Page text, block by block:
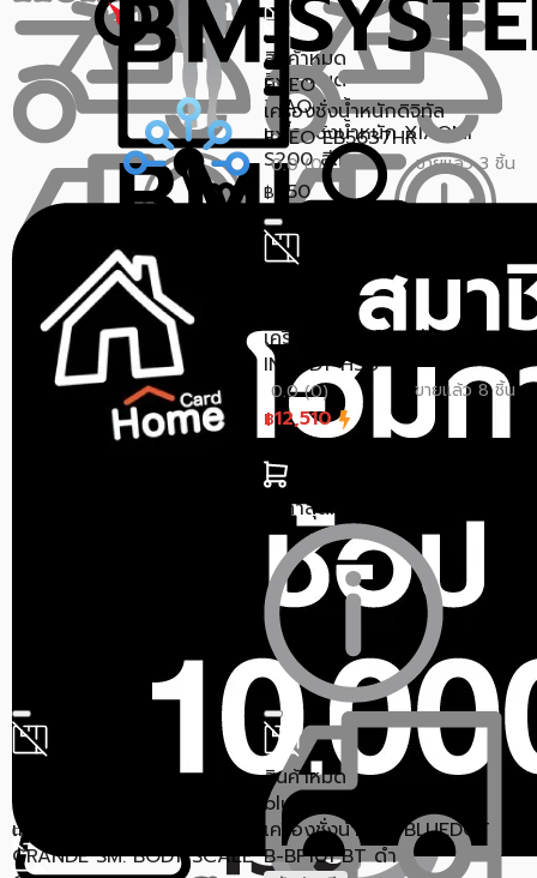
สินค้าหมด
XIAOMI
เครื่องชั่งน้ำหนัก XIAOMI
S200 สีเทา
฿ 469
ราคาสุดท้าย* ฿454.93
สินค้าหมด
EXEO
เครื่องชั่งน้ำหนักดิจิทัล
EXEO EB5637HR
0.0 (0) ขายแล้ว 3 ชิ้น
฿ 950
ราคาสุดท้าย*
สินค้าหมด
SIMPLE HEALTH
เครื่องชั่งน้ำหนัก SIMPLE
HEALTH SHBL331B สีดำ
0.0 (0) ขายแล้ว 5 ชิ้น
฿599
ราคาสุดท้าย* ฿581.03
เครื่องวิเคราะห์มวลร่างกาย
INBODY H30
0.0 (0) ขายแล้ว 8 ชิ้น
฿12,510
13,900
ราคาสุดท้าย*
GRANDE
เครื่องชั่งน้ำหนักบลูทูธ
GRANDE SM. BODY SCALE
สินค้าหมด
bluedot
เครื่องชั่งน้ำหนัก BLUEDOT
B-BF101 BT ดำ